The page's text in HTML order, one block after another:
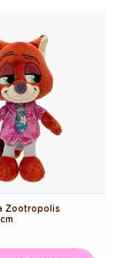
Zootropolis